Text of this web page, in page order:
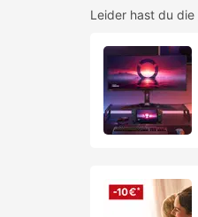
Leider hast du die